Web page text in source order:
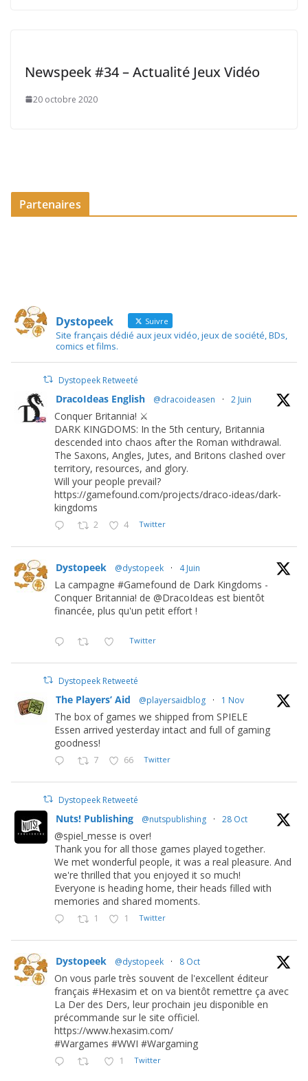
Newspeek #34 – Actualité Jeux Vidéo
20 octobre 2020
Partenaires
Dystopeek Suivre
Site français dédié aux jeux vidéo, jeux de société, BDs,
comics et films.
Dystopeek Retweeté
DracoIdeas English @dracoideasen · 2 Juin
Conquer Britannia! ⚔️
DARK KINGDOMS: In the 5th century, Britannia
descended into chaos after the Roman withdrawal.
The Saxons, Angles, Jutes, and Britons clashed over
territory, resources, and glory.
Will your people prevail?
https://gamefound.com/projects/draco-ideas/dark-
kingdoms
2 4 Twitter
Dystopeek @dystopeek · 4 Juin
La campagne #Gamefound de Dark Kingdoms -
Conquer Britannia! de @DracoIdeas est bientôt
financée, plus qu'un petit effort !
Twitter
Dystopeek Retweeté
The Players’ Aid @playersaidblog · 1 Nov
The box of games we shipped from SPIELE
Essen arrived yesterday intact and full of gaming
goodness!
7 66 Twitter
Dystopeek Retweeté
Nuts! Publishing @nutspublishing · 28 Oct
@spiel_messe is over!
Thank you for all those games played together.
We met wonderful people, it was a real pleasure. And
we're thrilled that you enjoyed it so much!
Everyone is heading home, their heads filled with
memories and shared moments.
1 1 Twitter
Dystopeek @dystopeek · 8 Oct
On vous parle très souvent de l'excellent éditeur
français #Hexasim et on va bientôt remettre ça avec
La Der des Ders, leur prochain jeu disponible en
précommande sur le site officiel.
https://www.hexasim.com/
#Wargames #WWI #Wargaming
1 Twitter